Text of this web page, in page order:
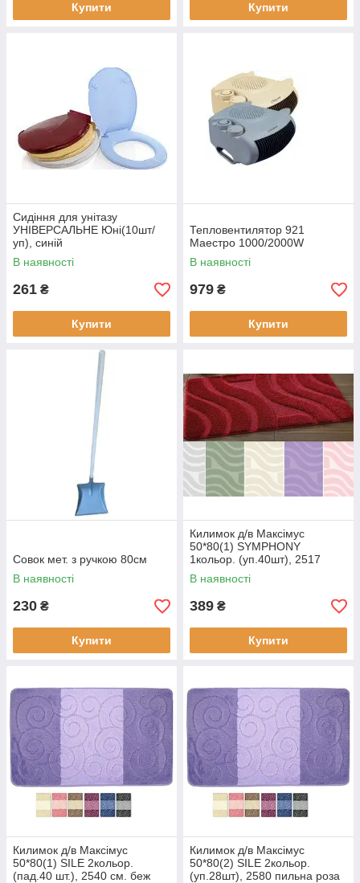
Купити Купити
Сидіння для унітазу
УНІВЕРСАЛЬНЕ Юні(10шт/
уп), синій
В наявності
261 ₴
Купити
Тепловентилятор 921
Маестро 1000/2000W
В наявності
979 ₴
Купити
Совок мет. з ручкою 80см
В наявності
230 ₴
Купити
Килимок д/в Максімус
50*80(1) SYMPHONY
1кольор. (уп.40шт), 2517
молочний
В наявності
389 ₴
Купити
Килимок д/в Максімус
50*80(1) SILE 2кольор.
(пад.40 шт.), 2540 см. беж
Килимок д/в Максімус
50*80(2) SILE 2кольор.
(уп.28шт), 2580 пильна роза